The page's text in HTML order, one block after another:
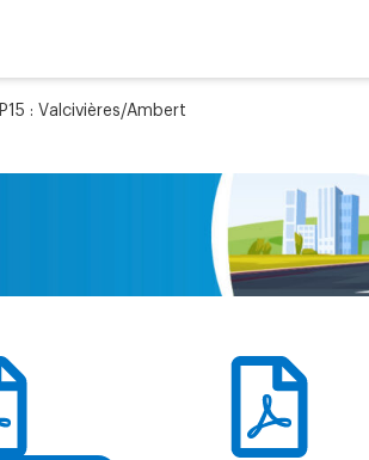
P15 : Valcivières/Ambert